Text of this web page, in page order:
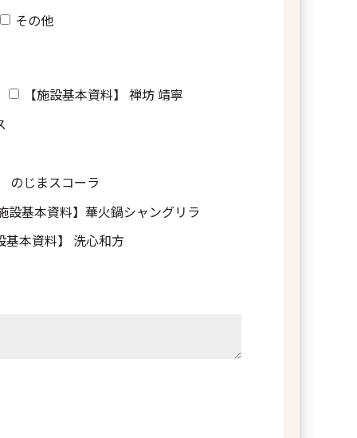
その他
【施設基本資料】 禅坊 靖寧
のじまスコーラ
施設基本資料】華火鍋シャングリラ
基本資料】 洗心和方
パンフレット
ー
プラン資料 提案資料
、記載ください。